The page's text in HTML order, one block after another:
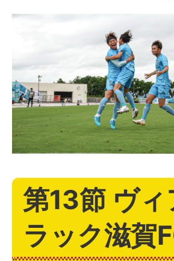
第13節 ヴ
ラック滋賀